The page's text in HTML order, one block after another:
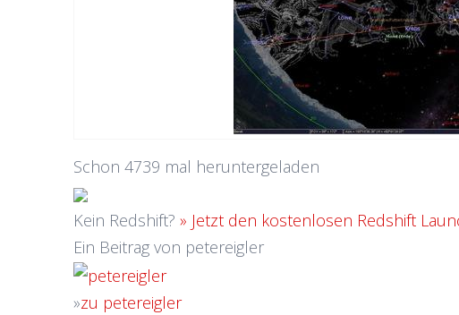
Schon 4739 mal heruntergeladen
Kein Redshift? » Jetzt den kostenlosen Redshift
Ein Beitrag von petereigler
»zu petereigler